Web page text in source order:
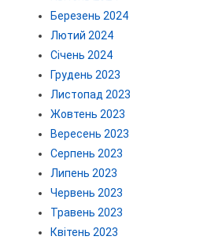
Березень 2024
Лютий 2024
Січень 2024
Грудень 2023
Листопад 2023
Жовтень 2023
Вересень 2023
Серпень 2023
Липень 2023
Червень 2023
Травень 2023
Квітень 2023